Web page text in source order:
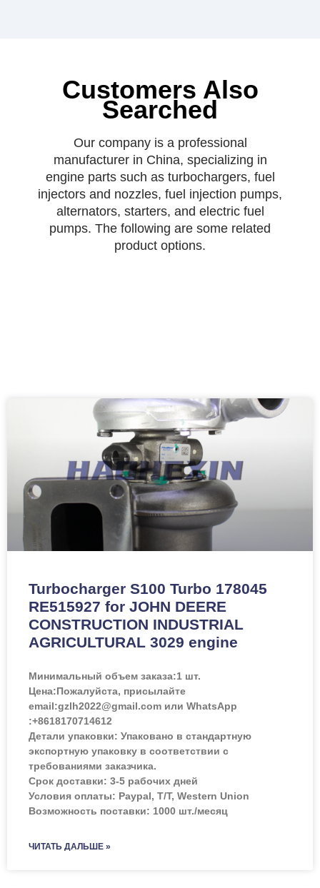
Customers Also
Searched
Our company is a professional
manufacturer in China, specializing in
engine parts such as turbochargers, fuel
injectors and nozzles, fuel injection pumps,
alternators, starters, and electric fuel
pumps. The following are some related
product options.
Turbocharger S100 Turbo 178045
RE515927 for JOHN DEERE
CONSTRUCTION INDUSTRIAL
AGRICULTURAL 3029 engine
Минимальный объем заказа:1 шт.
Цена:Пожалуйста, присылайте
email:gzlh2022@gmail.com или WhatsApp
:+8618170714612
Детали упаковки: Упаковано в стандартную
экспортную упаковку в соответствии с
требованиями заказчика.
Срок доставки: 3-5 рабочих дней
Условия оплаты: Paypal, T/T, Western Union
Возможность поставки: 1000 шт./месяц
ЧИТАТЬ ДАЛЬШЕ »